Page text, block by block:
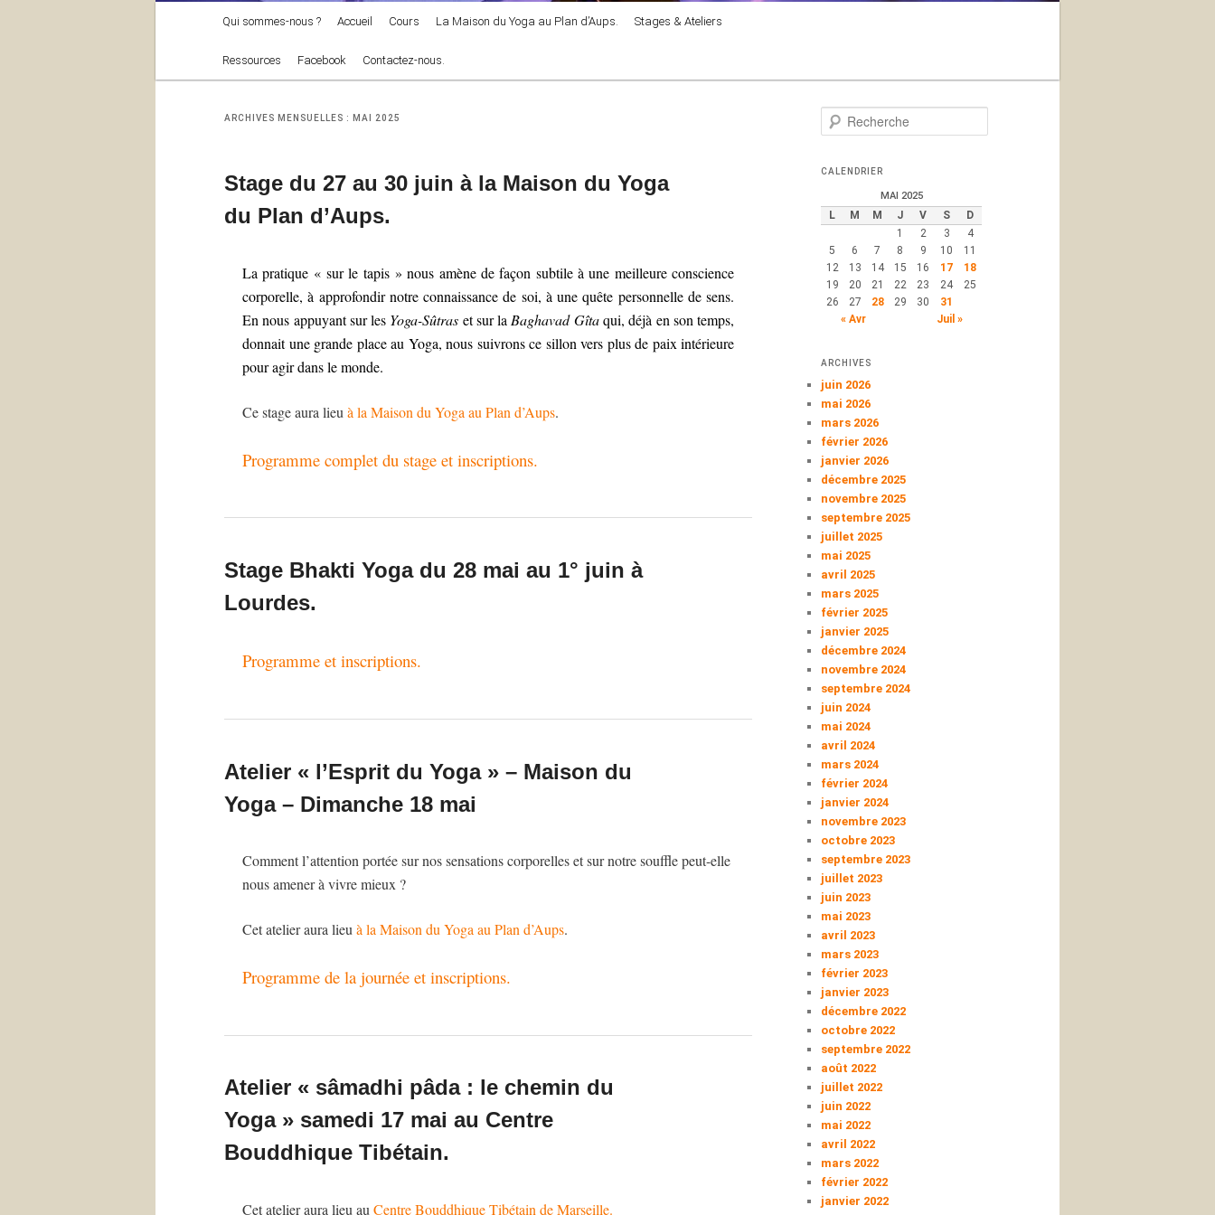
Qui sommes-nous ? Accueil Cours La Maison du Yoga au Plan d’Aups. Stages & Ateliers
Ressources Facebook Contactez-nous.
ARCHIVES MENSUELLES : MAI 2025
Stage du 27 au 30 juin à la Maison du Yoga
du Plan d’Aups.
La pratique « sur le tapis » nous amène de façon subtile à une meilleure conscience
corporelle, à approfondir notre connaissance de soi, à une quête personnelle de sens.
En nous appuyant sur les Yoga-Sûtras et sur la Baghavad Gîtaqui, déjà en son temps,
donnait une grande place au Yoga, nous suivrons ce sillon vers plus de paix intérieure
pour agir dans le monde.
Ce stage aura lieuà la Maison du Yoga au Plan d’Aups.
Programme complet du stage et inscriptions.
Stage Bhakti Yoga du 28 mai au 1° juin à
Lourdes.
Programme et inscriptions.
Atelier « l’Esprit du Yoga » – Maison du
Yoga – Dimanche 18 mai
Comment l’attention portée sur nos sensations corporelles et sur notre souffle peut-elle
nous amener à vivre mieux ?
Cet atelier aura lieuà la Maison du Yoga au Plan d’Aups.
Programme de la journée et inscriptions.
Atelier « sâmadhi pâda : le chemin du
Yoga » samedi 17 mai au Centre
Bouddhique Tibétain.
Cet atelier aura lieu au Centre Bouddhique Tibétain de Marseille.
e
h
CALENDRIER
MAI 2025
L M M J V S
D
1
2 3
4
5
6 7 8 9 10
11
12
13 14 15 16 17
18
19
20 21 22 23 24
25
26
27 28 29 30
31
« Avr
Juil »
ARCHIVES
juin 2026
mai 2026
mars 2026
février 2026
janvier 2026
décembre 2025
novembre 2025
septembre 2025
juillet 2025
mai 2025
avril 2025
mars 2025
février 2025
janvier 2025
décembre 2024
novembre 2024
septembre 2024
juin 2024
mai 2024
avril 2024
mars 2024
février 2024
janvier 2024
novembre 2023
octobre 2023
septembre 2023
juillet 2023
juin 2023
mai 2023
avril 2023
mars 2023
février 2023
janvier 2023
décembre 2022
octobre 2022
septembre 2022
août 2022
juillet 2022
juin 2022
mai 2022
avril 2022
mars 2022
février 2022
janvier 2022